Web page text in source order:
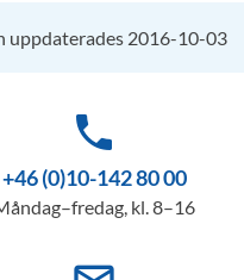
uppdaterades 2016-10-03
phone
+46 (0)10-142 80 00
kl. 8–16